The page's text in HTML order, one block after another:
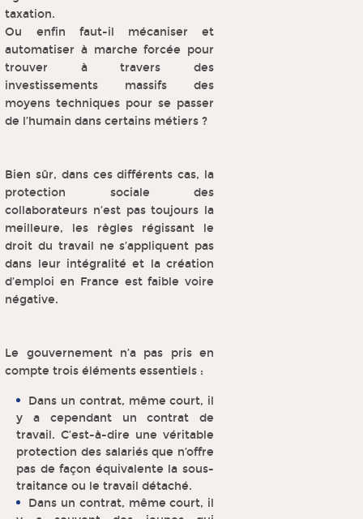
taxation.
Ou enfin faut-il mécaniser et
automatiser à marche forcée pour
trouver à travers des
investissements massifs des
moyens techniques pour se passer
de l’humain dans certains métiers ?
Bien sûr, dans ces différents cas, la
protection sociale des
collaborateurs n’est pas toujours la
meilleure, les règles régissant le
droit du travail ne s’appliquent pas
dans leur intégralité et la création
d’emploi en France est faible voire
négative.
Le gouvernement n’a pas pris en
compte trois éléments essentiels :
Dans un contrat, même court, il
y a cependant un contrat de
travail. C’est-à-dire une véritable
protection des salariés que n’offre
pas de façon équivalente la sous-
traitance ou le travail détaché.
Dans un contrat, même court, il